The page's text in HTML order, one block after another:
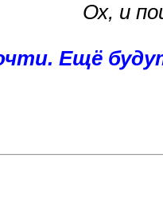
Ох, и
Ещё